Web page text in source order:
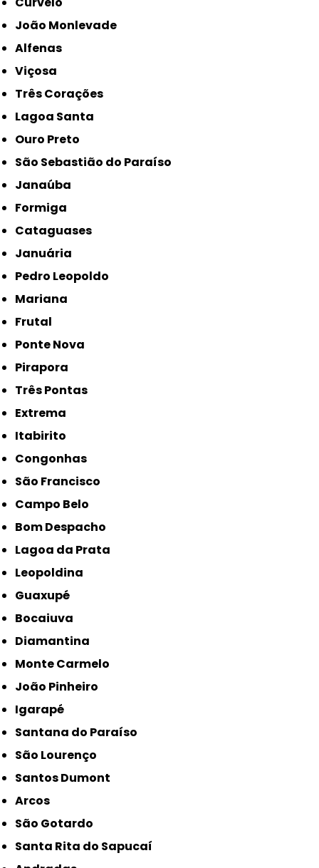
João Monlevade
Alfenas
Viçosa
Três Corações
Lagoa Santa
Ouro Preto
São Sebastião do Paraíso
Janaúba
Formiga
Cataguases
Januária
Pedro Leopoldo
Mariana
Frutal
Ponte Nova
Pirapora
Três Pontas
Extrema
Itabirito
Congonhas
São Francisco
Campo Belo
Bom Despacho
Lagoa da Prata
Leopoldina
Guaxupé
Bocaiuva
Diamantina
Monte Carmelo
João Pinheiro
Igarapé
Santana do Paraíso
São Lourenço
Santos Dumont
Arcos
São Gotardo
Santa Rita do Sapucaí